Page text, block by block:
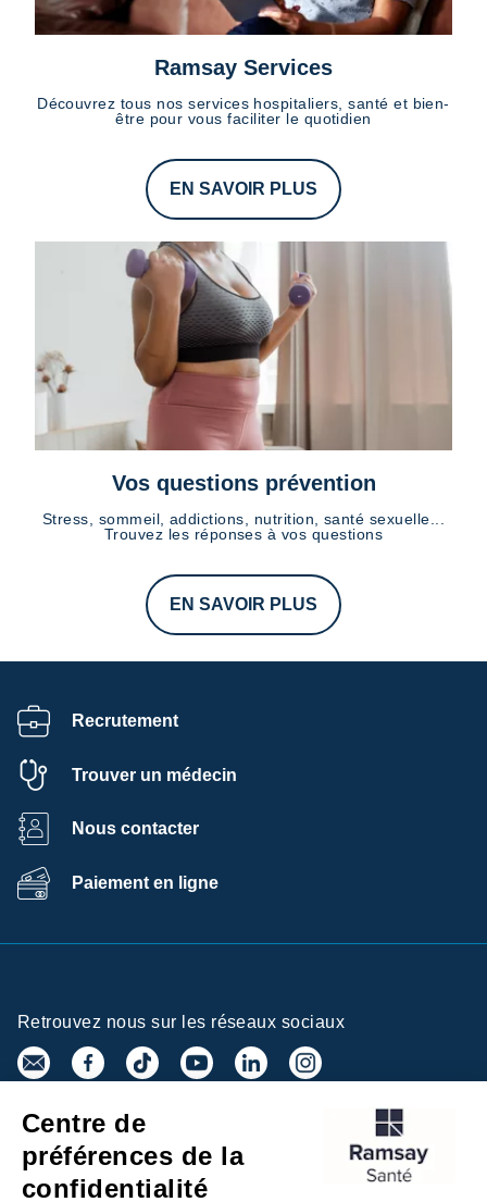
Ramsay Services
Découvrez tous nos services hospitaliers, santé et bien-
être pour vous faciliter le quotidien
EN SAVOIR PLUS
Vos questions prévention
Stress, sommeil, addictions, nutrition, santé sexuelle...
Trouvez les réponses à vos questions
EN SAVOIR PLUS
Recrutement
Trouver un médecin
Nous contacter
Paiement en ligne
Retrouvez nous sur les réseaux sociaux
Inscrivez-vous à la newsletter
Centre de
préférences de la
confidentialité